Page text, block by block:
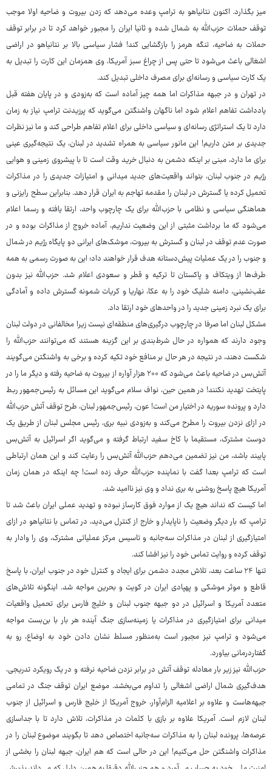
میز بگذارد. اکنون نتانیاهو به ترامپ وعده می‌دهد که زدن بیروت و ضاحیه اولا موجب
توقف حملات حزب‌الله به شمال شده و ثانیا ایران را مجبور خواهد کرد تا در برابر توقف
حملات به ضاحیه، تنگه هرمز را بازگشایی کند! فشار سیاسی بالا بر نتانیاهو در اراضی
اشغالی باعث می‌شود تا حتی پس از چراغ سبز آمریکا، وی همزمان این کارت را تبدیل به
یک کارت سیاسی و رسانه‌ای برای مصرف داخلی تبدیل کند.
در تهران و در جبهه مذاکرات اما همه چیز آماده است که به‌زودی و در پایان هفته قبل
یادداشت تفاهم اعلام شود اما ناگهان واشنگتن می‌گوید که پرزیدنت ترامپ نیاز به زمان
دارد تا یک استراتژی رسانه‌ای و سیاسی داخلی برای اعلام تفاهم طراحی کند و ما نیز نظرات
جدیدی بر متن داریم! این مانور سیاسی به همراه تشدید در لبنان، یک نتیجه‌گیری عینی
برای ما دارد، مبنی بر اینکه دشمن به دنبال خرید وقت است تا با پیشروی زمینی و هوایی
رژیم در جنوب لبنان، بتواند واقعیت‌های جدید میدانی و امتیازات جدیدی را در مذاکرات
تحمیل کرده یا گسترش در لبنان را مقدمه تهاجم به ایران قرار دهد. بنابراین سطح رایزنی و
هماهنگی سیاسی و نظامی با حزب‌الله برای یک چارچوب واحد، ارتقا یافته و رسما اعلام
می‌شود که ما برداشت مثبتی از این وضعیت نداریم، آماده خروج از مذاکرات بوده و در
صورت عدم توقف در لبنان و گسترش به بیروت، موشک‌های ایرانی دو پایگاه رژیم در شمال
و جنوب را در یک عملیات پیش‌دستانه هدف قرار خواهند داد؛ این به صورت رسمی به همه
طرف‌ها از ویتکاف و پاکستان تا ترکیه و قطر و سعودی اعلام شد. حزب‌الله نیز بدون
عقب‌نشینی، دامنه شلیک خود را به عکا، نهاریا و کریات‌ شمونه گسترش داده و آمادگی
برای یک نبرد زمینی جدید را در واحدهای خود ارتقا داد.
مشکل لبنان اما صرفا در چارچوب درگیری‌های منطقه‌ای نیست زیرا مخالفانی در دولت لبنان
وجود دارند که همواره در حال شرط‌بندی بر این گزینه هستند که می‌توانند حزب‌الله را
شکست دهند، در نتیجه در هر حال بر منافع خود تکیه کرده و برخی به واشنگتن می‌گویند
آتش‌بس در ضاحیه باعث می‌شود که ۲۰۰ هزار آواره از بیروت به ضاحیه رفته و دیگر ما را در
پایتخت تهدید نکنند! در همین حین، نواف سلام می‌گوید این مسائل به رئیس‌جمهور ربط
دارد و پرونده سوریه در اختیار من است! عون، رئیس‌جمهور لبنان، طرح توقف آتش حزب‌الله
در ازای نزدن بیروت را مطرح می‌کند و به‌زودی نبیه بری، رئیس مجلس لبنان از طریق یک
دوست مشترک، مستقیما با کاخ سفید ارتباط گرفته و می‌گوید اگر اسرائیل به آتش‌بس
پایبند باشد، من نیز تضمین می‌دهم حزب‌الله آتش‌بس را رعایت کند و این همان ارتباطی
است که ترامپ بعدا گفت با نماینده حزب‌الله حرف زده است! چه اینکه در همان زمان
آمریکا هیچ پاسخ روشنی به بری نداد و وی نیز ناامید شد.
اما کیست که نداند هیچ یک از موارد فوق کارساز نبوده و تهدید عملی ایران باعث شد تا
ترامپ که بار دیگر وضعیت را ناپایدار و خارج از کنترل می‌دید، در تماس با نتانیاهو در ازای
امتیازگیری از لبنان در مذاکرات سه‌جانبه و تاسیس مرکز عملیاتی مشترک، وی را وادار به
توقف کرده و روایت تماس خود را نیز افشا کند.
تنها ۲۴ ساعت بعد، تلاش مجدد دشمن برای ایجاد و کنترل خود در جنوب ایران، با پاسخ
قاطع و موثر موشکی و پهپادی ایران در کویت و بحرین مواجه شد. اینگونه تلاش‌های
متعدد آمریکا و اسرائیل در دو جبهه جنوب لبنان و خلیج فارس برای تحمیل واقعیات
میدانی برای امتیازگیری در مذاکرات یا زمینه‌سازی جنگ آینده هر بار با بن‌بست مواجه
می‌شود و ترامپ نیز مجبور است به‌منظور مسلط نشان دادن خود به اوضاع، رو به
گفتاردرمانی بیاورد.
حزب‌الله نیز زیر بار معادله توقف آتش در برابر نزدن ضاحیه نرفته و در یک رویکرد تدریجی،
هدف‌گیری شمال اراضی اشغالی را تداوم می‌بخشد. موضع ایران توقف جنگ در تمامی
جبهه‌هاست و علاوه بر اعلامیه الزام‌آوار، خروج آمریکا از خلیج فارس و اسرائیل از جنوب
لبنان لازم است. آمریکا علاوه بر بازی با کلمات در مذاکرات، تلاش دارد تا با جداسازی
عرصه‌ها، پرونده لبنان را به مذاکرات سه‌جانبه اختصاص دهد تا بگویند موضوع لبنان را در
مذاکرات واشنگتن حل می‌کنیم! این در حالی است که هم ایران، جبهه لبنان را بخشی از